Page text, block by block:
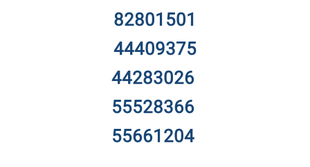
82801501
44409375
44283026
55528366
55661204